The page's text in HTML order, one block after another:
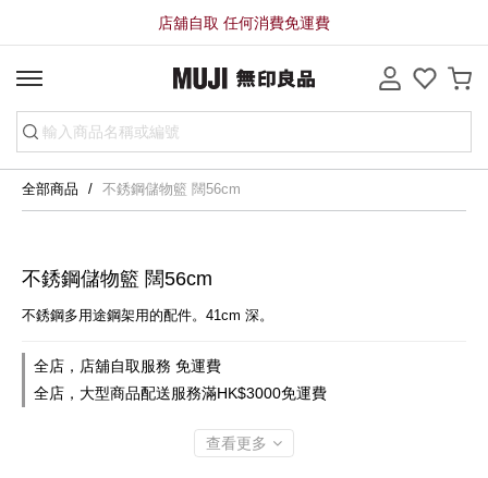
店舖自取 任何消費免運費
全部商品 不銹鋼儲物籃 闊56cm
不銹鋼儲物籃 闊56cm
不銹鋼多用途鋼架用的配件。41cm 深。
全店，店舖自取服務 免運費
全店，大型商品配送服務滿HK$3000免運費
查看更多